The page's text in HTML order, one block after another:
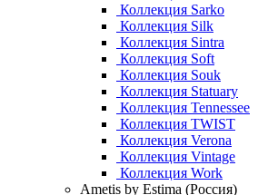
Коллекция Sarko
Коллекция Silk
Коллекция Sintra
Коллекция Soft
Коллекция Souk
Коллекция Statuary
Коллекция Tennessee
Коллекция TWIST
Коллекция Verona
Коллекция Vintage
Коллекция Work
Ametis by Estima (Россия)